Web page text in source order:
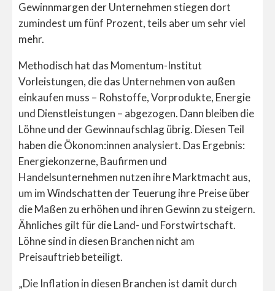
Gewinnmargen der Unternehmen stiegen dort
zumindest um fünf Prozent, teils aber um sehr viel
mehr.
Methodisch hat das Momentum-Institut
Vorleistungen, die das Unternehmen von außen
einkaufen muss – Rohstoffe, Vorprodukte, Energie
und Dienstleistungen – abgezogen. Dann bleiben die
Löhne und der Gewinnaufschlag übrig. Diesen Teil
haben die Ökonom:innen analysiert. Das Ergebnis:
Energiekonzerne, Baufirmen und
Handelsunternehmen nutzen ihre Marktmacht aus,
um im Windschatten der Teuerung ihre Preise über
die Maßen zu erhöhen und ihren Gewinn zu steigern.
Ähnliches gilt für die Land- und Forstwirtschaft.
Löhne sind in diesen Branchen nicht am
Preisauftrieb beteiligt.
„Die Inflation in diesen Branchen ist damit durch